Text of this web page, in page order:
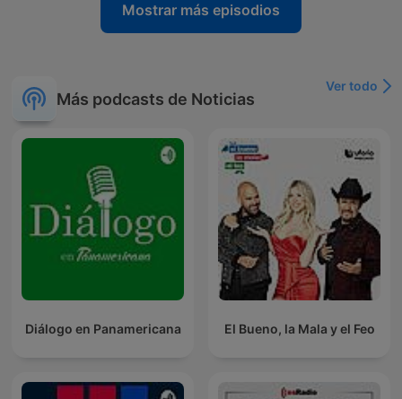
Mostrar más episodios
Más podcasts de Noticias
Ver todo
Diálogo en Panamericana El Bueno, la Mala y el Feo